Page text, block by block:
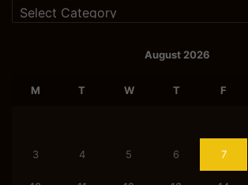
Categories
August 2026
M T W T F
3 4 5 6 7